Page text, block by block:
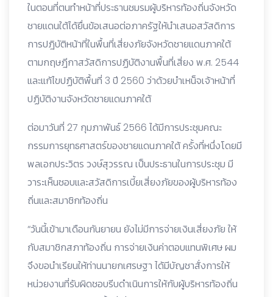
ในตอนที่ตนทำหน้าที่ประธานชมรมผู้บริหารท้องถิ่นจังหวัด
ชายแดนใต้ได้ยื่นข้อเสนอต่อภาครัฐให้นำเสนอสวัสดิการ
การปฎิบัติหน้าที่ในพื้นที่เสี่ยงภัยจังหวัดชายแดนภาคใต้
ตามกฤษฎีกาสวัสดิการปฏิบัติงานพื้นที่เสี่ยง พ.ศ. 2544
และแก้ไขปฏิบัติพื้นที่ 3 ปี 2560 ว่าด้วยบำเหน็จเจ้าหน้าที่
ปฏิบัติงานจังหวัดชายแดนภาคใต้
ต่อมาวันที่ 27 กุมภาพันธ์ 2566 ได้มีการประชุมคณะ
กรรมการยุทธศาสตร์ของชายแดนภาคใต้ ครั้งที่หนึ่งโดยมี
พลเอกประวิตร วงษ์สุวรรณ เป็นประธานในการประชุม มี
วาระเห็นชอบและสวัสดิการเบี้ยเสี่ยงภัยของผู้บริหารท้อง
ถิ่นและสมาชิกท้องถิ่น
“วันนี้เข้ามาเดือนกันยายน ยังไม่มีการจ่ายเงินเสี่ยงภัย ให้
กับสมาชิกสภาท้องถิ่น การจ่ายเงินค่าตอบแทนพิเศษ ผม
จึงขอนำเรียนให้ท่านนายกเศรษฐา ได้มีบัญชาสั่งการให้
หน่วยงานที่รับผิดชอบรีบดำเนินการให้กับผู้บริหารท้องถิ่น